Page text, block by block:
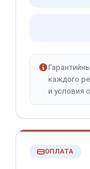
каждого
и условия
ОПЛАТА